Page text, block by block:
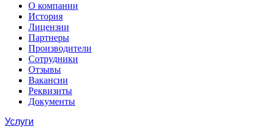
О компании
История
Лицензии
Партнеры
Производители
Сотрудники
Отзывы
Вакансии
Реквизиты
Документы
Услуги